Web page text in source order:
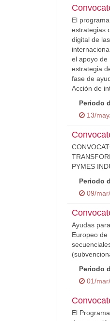
El
estrategias
digital de
el apoyo de
estrategia
fase de
Acción de
Periodo
13/
PYMES
Periodo
09/
Ayudas
Europeo de
Periodo
01/
El